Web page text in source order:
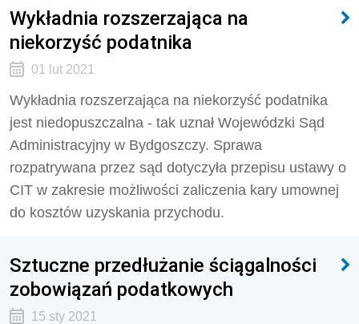
Wykładnia rozszerzająca na
niekorzyść podatnika
01 lut 2021
Wykładnia rozszerzająca na niekorzyść podatnika
jest niedopuszczalna - tak uznał Wojewódzki Sąd
Administracyjny w Bydgoszczy. Sprawa
rozpatrywana przez sąd dotyczyła przepisu ustawy o
CIT w zakresie możliwości zaliczenia kary umownej
do kosztów uzyskania przychodu.
Sztuczne przedłużanie ściągalności
zobowiązań podatkowych
15 sty 2021